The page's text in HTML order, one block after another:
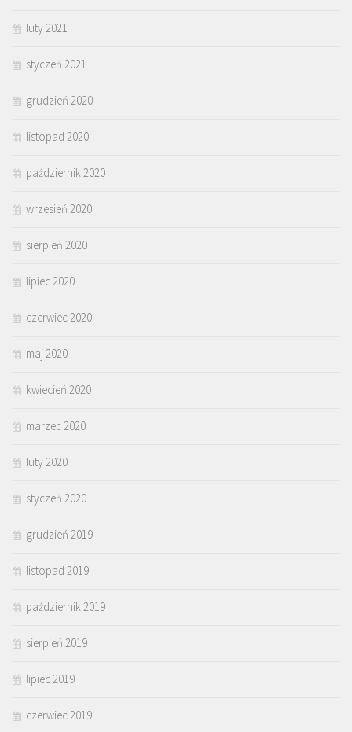
luty 2021
styczeń 2021
grudzień 2020
listopad 2020
październik 2020
wrzesień 2020
sierpień 2020
lipiec 2020
czerwiec 2020
maj 2020
kwiecień 2020
marzec 2020
luty 2020
styczeń 2020
grudzień 2019
listopad 2019
październik 2019
sierpień 2019
lipiec 2019
czerwiec 2019